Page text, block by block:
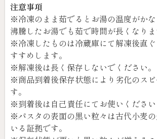
注意事項
※冷凍のまま茹でるとお湯の温度がかな
沸騰したお湯でも茹で時間が長くなりま
※冷凍したものは冷蔵庫にて解凍後直
すすめします。
※解凍後は長く保存しないでください。
※商品到着後保存状態により劣化のス
す。
※到着後は自己責任にてお使いください
※パスタの表面の黒い粒々は古代小麦
いる証拠です。